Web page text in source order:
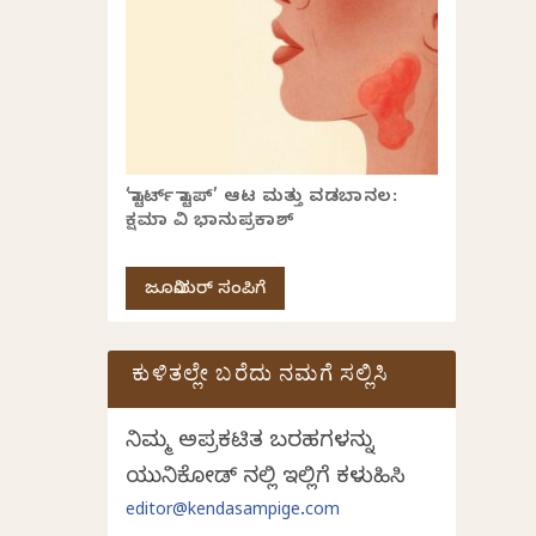
‘ಸ್ಟಾರ್ಟ್ ಸ್ಟಾಪ್’ ಆಟ ಮತ್ತು ವಡಬಾನಲ:
ಕ್ಷಮಾ ವಿ ಭಾನುಪ್ರಕಾಶ್
ಜೂನಿಯರ್ ಸಂಪಿಗೆ
ಕುಳಿತಲ್ಲೇ ಬರೆದು ನಮಗೆ ಸಲ್ಲಿಸಿ
ನಿಮ್ಮ ಅಪ್ರಕಟಿತ ಬರಹಗಳನ್ನು
ಯುನಿಕೋಡ್ ನಲ್ಲಿ ಇಲ್ಲಿಗೆ ಕಳುಹಿಸಿ
editor@kendasampige.com